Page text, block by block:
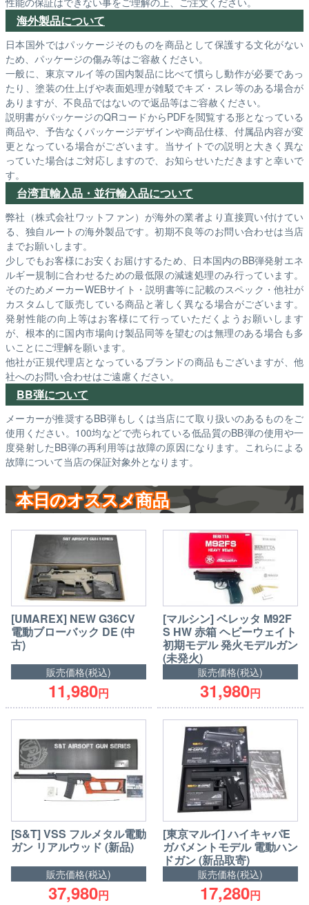
海外製品について
日本国外ではパッケージそのものを商品として保護する文化がない
ため、パッケージの傷み等はご容赦ください。
一般に、東京マルイ等の国内製品に比べて慣らし動作が必要であっ
たり、塗装の仕上げや表面処理が雑駁でキズ・スレ等のある場合が
ありますが、不良品ではないので返品等はご容赦ください。
説明書がパッケージのQRコードからPDFを閲覧する形となっている
商品や、予告なくパッケージデザインや商品仕様、付属品内容が変
更となっている場合がございます。当サイトでの説明と大きく異な
っていた場合はご対応しますので、お知らせいただきますと幸いで
す。
台湾直輸入品・並行輸入品について
弊社（株式会社ワットファン）が海外の業者より直接買い付けてい
る、独自ルートの海外製品です。初期不良等のお問い合わせは当店
までお願いします。
少しでもお客様にお安くお届けするため、日本国内のBB弾発射エネ
ルギー規制に合わせるための最低限の減速処理のみ行っています。
そのためメーカーWEBサイト・説明書等に記載のスペック・他社が
カスタムして販売している商品と著しく異なる場合がございます。
発射性能の向上等はお客様にて行っていただくようお願いします
が、根本的に国内市場向け製品同等を望むのは無理のある場合も多
いことにご理解を願います。
他社が正規代理店となっているブランドの商品もございますが、他
社へのお問い合わせはご遠慮ください。
BB弾について
メーカーが推奨するBB弾もしくは当店にて取り扱いのあるものをご
使用ください。100均などで売られている低品質のBB弾の使用や一
度発射したBB弾の再利用等は故障の原因になります。これらによる
故障について当店の保証対象外となります。
本日のオススメ商品
[UMAREX] NEW G36CV
電動ブローバック DE (中
古)
販売価格(税込)
11,980円
[マルシン] ベレッタ M92F
S HW 赤箱 ヘビーウェイト
初期モデル 発火モデルガン
(未発火)
販売価格(税込)
31,980円
[S&T] VSS フルメタル電動
ガン リアルウッド (新品)
販売価格(税込)
37,980円
[東京マルイ] ハイキャパE
ガバメントモデル 電動ハン
ドガン (新品取寄)
販売価格(税込)
17,280円